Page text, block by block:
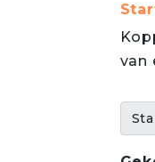
van